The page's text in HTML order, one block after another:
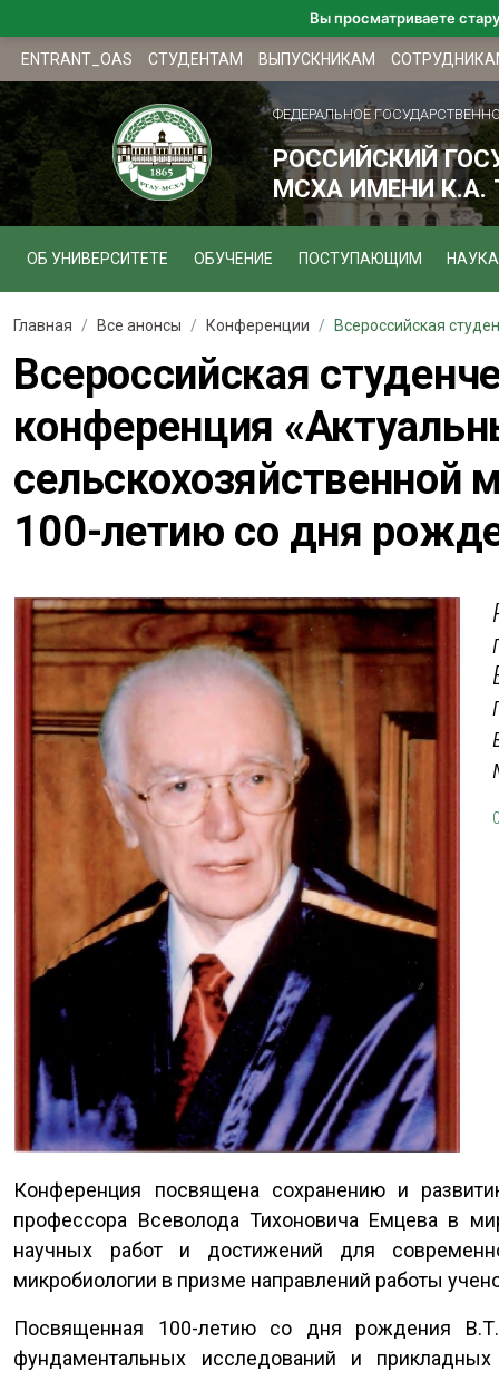
ENTRANT_OAS СТУДЕНТАМ ВЫПУСКНИКАМ
ФЕДЕРАЛЬНОЕ
РОССИЙСКИЙ
МСХА ИМЕНИ К.А.
ОБ УНИВЕРСИТЕТЕ ОБУЧЕНИЕ ПОСТУПАЮЩИМ
Главная Все анонсы Конференции Всероссийская
Всероссийская
конференция
сельскохозяйственной
100-летию со дня
Конференция посвящена сохранению и
профессора Всеволода Тихоновича Емцева в
научных работ и достижений для
микробиологии в призме направлений работы
Посвященная 100-летию со дня рождения
фундаментальных исследований и
Вы просматриваете